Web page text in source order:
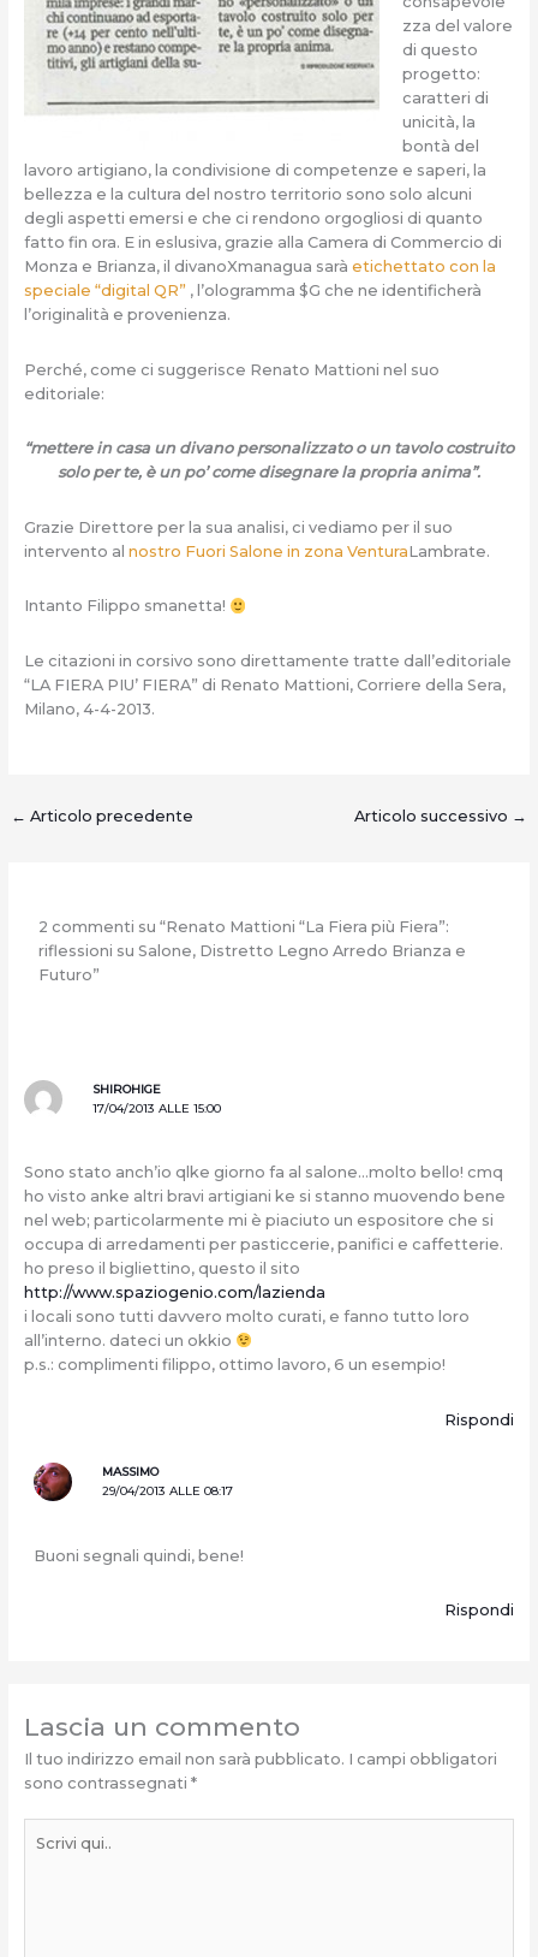
zza del valore
di questo
progetto:
caratteri di
unicità, la
bontà del
lavoro artigiano, la condivisione di competenze e saperi, la
bellezza e la cultura del nostro territorio sono solo alcuni
degli aspetti emersi e che ci rendono orgogliosi di quanto
fatto fin ora. E in eslusiva, grazie alla Camera di Commercio di
Monza e Brianza, il divanoXmanagua sarà etichettato con la
speciale “digital QR” , l’ologramma $G che ne identificherà
l’originalità e provenienza.
Perché, come ci suggerisce Renato Mattioni nel suo
editoriale:
“mettere in casa un divano personalizzato o un tavolo costruito
solo per te, è un po’ come disegnare la propria anima”.
Grazie Direttore per la sua analisi, ci vediamo per il suo
intervento al nostro Fuori Salone in zona VenturaLambrate.
Intanto Filippo smanetta!
Le citazioni in corsivo sono direttamente tratte dall’editoriale
“LA FIERA PIU’ FIERA” di Renato Mattioni, Corriere della Sera,
Milano, 4-4-2013.
← Articolo precedente Articolo successivo →
2 commenti su “Renato Mattioni “La Fiera più Fiera”:
riflessioni su Salone, Distretto Legno Arredo Brianza e
Futuro”
SHIROHIGE
17/04/2013 ALLE 15:00
Sono stato anch’io qlke giorno fa al salone…molto bello! cmq
ho visto anke altri bravi artigiani ke si stanno muovendo bene
nel web; particolarmente mi è piaciuto un espositore che si
occupa di arredamenti per pasticcerie, panifici e caffetterie.
ho preso il bigliettino, questo il sito
http://www.spaziogenio.com/lazienda
i locali sono tutti davvero molto curati, e fanno tutto loro
all’interno. dateci un okkio
p.s.: complimenti filippo, ottimo lavoro, 6 un esempio!
Rispondi
MASSIMO
29/04/2013 ALLE 08:17
Buoni segnali quindi, bene!
Rispondi
Lascia un commento
Il tuo indirizzo email non sarà pubblicato. I campi obbligatori
sono contrassegnati *
qui..